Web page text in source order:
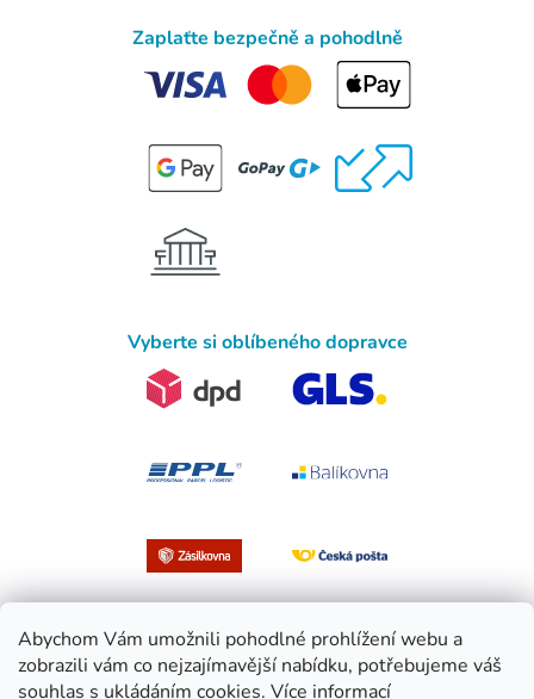
Abychom Vám umožnili pohodlné prohlížení webu a
zobrazili vám co nejzajímavější nabídku, potřebujeme váš
souhlas s ukládáním cookies. Více informací
Zaplaťte bezpečně a pohodlně
Vyberte si oblíbeného dopravce